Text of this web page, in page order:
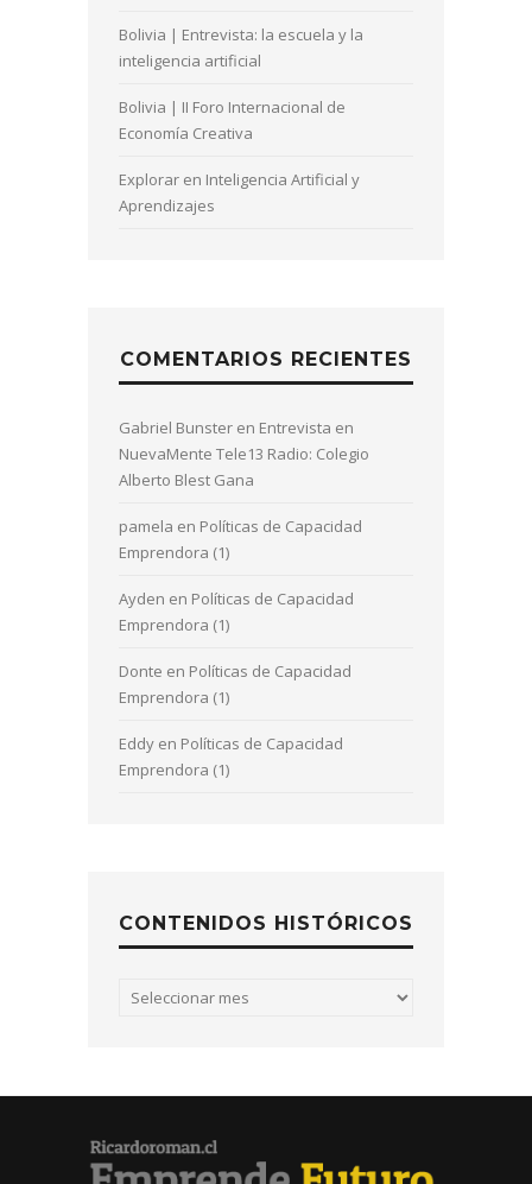
Bolivia | Entrevista: la escuela y la
inteligencia artificial
Bolivia | II Foro Internacional de
Economía Creativa
Explorar en Inteligencia Artificial y
Aprendizajes
COMENTARIOS RECIENTES
Gabriel Bunster en Entrevista en
NuevaMente Tele13 Radio: Colegio
Alberto Blest Gana
pamela en Políticas de Capacidad
Emprendora (1)
Ayden en Políticas de Capacidad
Emprendora (1)
Donte en Políticas de Capacidad
Emprendora (1)
Eddy en Políticas de Capacidad
Emprendora (1)
CONTENIDOS HISTÓRICOS
Contenidos